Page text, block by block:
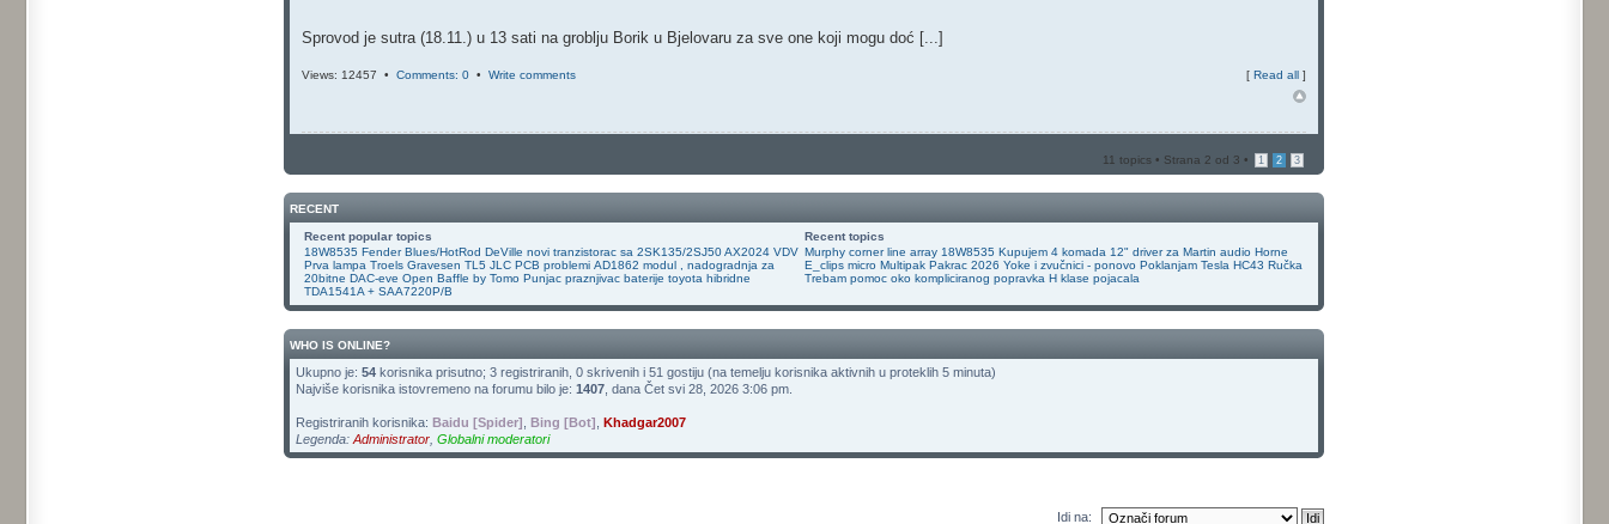
Sprovod je sutra (18.11.) u 13 sati na groblju Borik u Bjelovaru za sve one koji mogu doć [...]
Views: 12457 •Comments: 0 •Write comments [Read all ]
11 topics • Strana 2 od 3 • 1 2 3
RECENT
Recent popular topics
Recent topics
18W8535 Fender Blues/HotRod DeVille novi tranzistorac sa 2SK135/2SJ50 AX2024 VDV
Prva lampa Troels Gravesen TL5 JLC PCB problemi AD1862 modul , nadogradnja za
20bitne DAC-eve Open Baffle by Tomo Punjac praznjivac baterije toyota hibridne
TDA1541A + SAA7220P/B
Murphy corner line array 18W8535 Kupujem 4 komada 12" driver za Martin audio Horne
E_clips micro Multipak Pakrac 2026 Yoke i zvučnici - ponovo Poklanjam Tesla HC43 Ručka
Trebam pomoc oko kompliciranog popravka H klase pojacala
WHO IS ONLINE?
Ukupno je:54 korisnika prisutno; 3 registriranih, 0 skrivenih i 51 gostiju (na temelju korisnika aktivnih u proteklih 5 minuta)
Najviše korisnika istovremeno na forumu bilo je:1407 , dana Čet svi 28, 2026 3:06 pm.
Registriranih korisnika:Baidu [Spider] ,Bing [Bot] ,Khadgar2007
Legenda:Administrator ,Globalni moderatori
Idi na: